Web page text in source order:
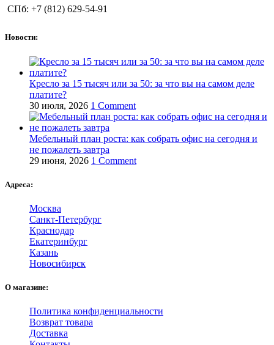
СПб: +7 (812) 629-54-91
Новости:
Кресло за 15 тысяч или за 50: за что вы на самом деле
платите?
30 июля, 2026 1 Comment
Мебельный план роста: как собрать офис на сегодня и
не пожалеть завтра
29 июня, 2026 1 Comment
Адреса:
Москва
Санкт-Петербург
Краснодар
Екатеринбург
Казань
Новосибирск
О магазине:
Политика конфиденциальности
Возврат товара
Доставка